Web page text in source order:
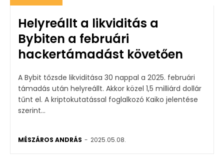
Helyreállt a likviditás a
Bybiten a februári
hackertámadást követően
A Bybit tőzsde likviditása 30 nappal a 2025. februári
támadás után helyreállt. Akkor közel 1,5 milliárd dollár
tűnt el. A kriptokutatással foglalkozó Kaiko jelentése
szerint...
MÉSZÁROS ANDRÁS - 2025.05.08.